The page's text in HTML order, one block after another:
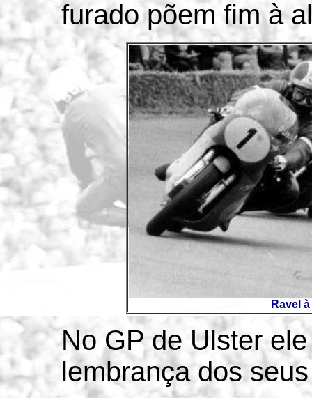
furado põem fim à
Ravel
No GP de Ulster
lembrança dos